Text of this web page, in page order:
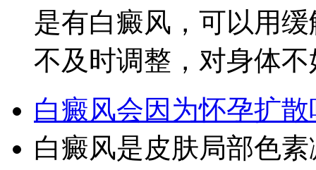
是有白癜风，可以用
不及时调整，对身体
白癜风会因为怀孕扩散
白癜风是皮肤局部色